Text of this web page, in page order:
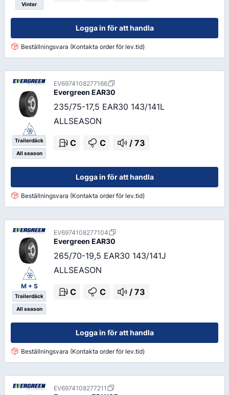
Vinter
Logga in för att handla
Beställningsvara (Kontakta order för lev.tid)
Trailerdäck
All season
EV6974108277166
Evergreen EAR30
235/75-17,5 EAR30 143/141L
ALLSEASON
C C / 73
Logga in för att handla
Beställningsvara (Kontakta order för lev.tid)
M + S
Trailerdäck
All season
EV6974108277104
Evergreen EAR30
265/70-19,5 EAR30 143/141J
ALLSEASON
C C / 73
Logga in för att handla
Beställningsvara (Kontakta order för lev.tid)
EV6974108277211